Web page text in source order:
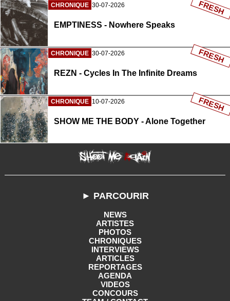
CHRONIQUE 30-07-2026
EMPTINESS - Nowhere Speaks
FRESH
CHRONIQUE 30-07-2026
REZN - Cycles In The Infinite Dreams
FRESH
CHRONIQUE 10-07-2026
SHOW ME THE BODY - Alone Together
FRESH
► PARCOURIR
NEWS
ARTISTES
PHOTOS
CHRONIQUES
INTERVIEWS
ARTICLES
REPORTAGES
AGENDA
VIDEOS
CONCOURS